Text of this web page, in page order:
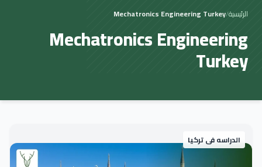
الرئيسية/
Mechatronics Engineering Turkey
Mechatronics Engineering
Turkey
الدراسه فى تركيا